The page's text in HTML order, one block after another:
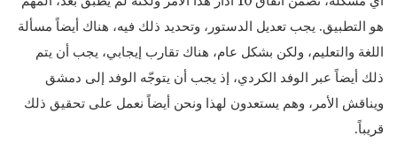
هو التطبيق. يجب تعديل الدستور، وتحديد ذلك فيه، هناك أيضاً مسألة
اللغة والتعليم، ولكن بشكل عام، هناك تقارب إيجابي، يجب أن يتم
ذلك أيضاً عبر الوفد الكردي، إذ يجب أن يتوجّه الوفد إلى دمشق
ويناقش الأمر، وهم يستعدون لهذا ونحن أيضاً نعمل على تحقيق ذلك
قريباً.